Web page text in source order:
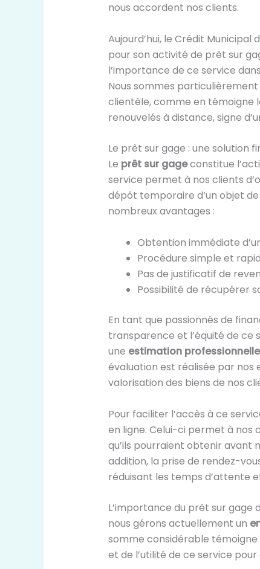
nous accordent nos clients.
Aujourd’hui, le Crédit Municipal
pour son activité de prêt sur
l’importance de ce service
Nous sommes
clientèle, comme en témoigne
renouvelés à distance, signe
Le prêt sur gage : une solution
Le prêt sur gageconstitue
service permet à nos clients
dépôt temporaire d’un objet
nombreux avantages :
Obtention immédiate
Procédure simple et
Pas de justificatif de
Possibilité de récupérer
En tant que passionnés de
transparence et l’équité de
une estimation
évaluation est réalisée par nos
valorisation des biens de nos
Pour faciliter l’accès à ce
en ligne. Celui-ci permet à
qu’ils pourraient obtenir avant
addition, la prise de rendez-
réduisant les temps d’attente
L’importance du prêt sur
nous gérons actuellement un
somme considérable
et de l’utilité de ce service